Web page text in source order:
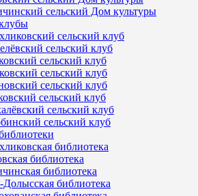
сельский Дом культуры
сельский клуб
сельский клуб
сельский клуб
сельский клуб
сельский клуб
сельский клуб
сельский клуб
сельский клуб
библиотека
библиотека
библиотека
Долысская библиотека